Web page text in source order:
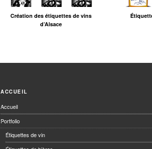
Création des étiquettes de vins
d’Alsace
ACCUEIL
Accueil
Portfolio
Étiquettes de vin